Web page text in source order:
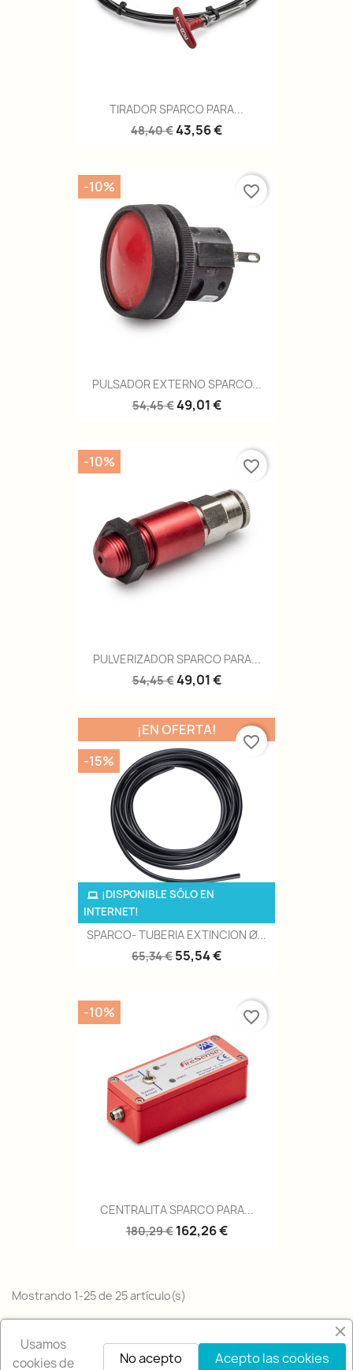
TIRADOR SPARCO PARA...
48,40 €43,56 €
PULSADOR EXTERNO SPARCO...
54,45 €49,01 €
-10% favorite_border
PULVERIZADOR SPARCO PARA...
54,45 €49,01 €
-10% favorite_border
SPARCO- TUBERIA EXTINCION Ø...
65,34 € 55,54 €
¡DISPONIBLE SÓLO EN
INTERNET!
¡EN OFERTA!
-15%
favorite_border
CENTRALITA SPARCO PARA...
180,29 € 162,26 €
-10% favorite_border
Mostrando 1-25 de 25 artículo(s)
Volver arriba
Usamos
cookies de
Acepto las cookies
No acepto